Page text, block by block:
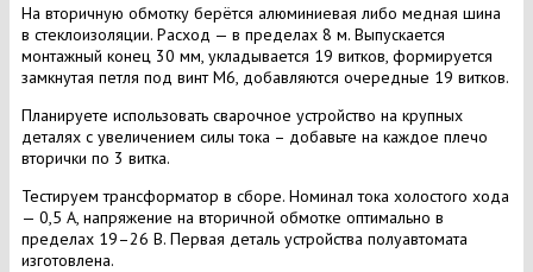
На вторичную обмотку берётся алюминиевая либо медная шина
в стеклоизоляции. Расход — в пределах 8 м. Выпускается
монтажный конец 30 мм, укладывается 19 витков, формируется
замкнутая петля под винт М6, добавляются очередные 19 витков.
Планируете использовать сварочное устройство на крупных
деталях с увеличением силы тока – добавьте на каждое плечо
вторички по 3 витка.
Тестируем трансформатор в сборе. Номинал тока холостого хода
— 0,5 А, напряжение на вторичной обмотке оптимально в
пределах 19–26 В. Первая деталь устройства полуавтомата
изготовлена.